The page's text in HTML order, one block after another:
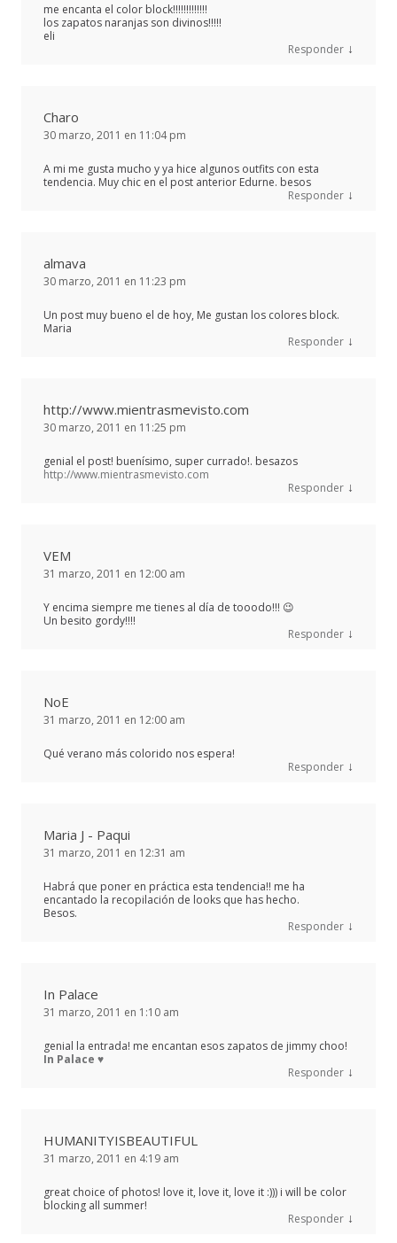
me encanta el color block!!!!!!!!!!!!!
los zapatos naranjas son divinos!!!!!
eli
Responder ↓
Charo
30 marzo, 2011 en 11:04 pm
A mi me gusta mucho y ya hice algunos outfits con esta
tendencia. Muy chic en el post anterior Edurne. besos
Responder ↓
almava
30 marzo, 2011 en 11:23 pm
Un post muy bueno el de hoy, Me gustan los colores block.
Maria
Responder ↓
http://www.mientrasmevisto.com
30 marzo, 2011 en 11:25 pm
genial el post! buenísimo, super currado!. besazos
http://www.mientrasmevisto.com
Responder ↓
VEM
31 marzo, 2011 en 12:00 am
Y encima siempre me tienes al día de tooodo!!! 😉
Un besito gordy!!!!
Responder ↓
NoE
31 marzo, 2011 en 12:00 am
Qué verano más colorido nos espera!
Responder ↓
Maria J - Paqui
31 marzo, 2011 en 12:31 am
Habrá que poner en práctica esta tendencia!! me ha
encantado la recopilación de looks que has hecho.
Besos.
Responder ↓
In Palace
31 marzo, 2011 en 1:10 am
genial la entrada! me encantan esos zapatos de jimmy choo!
In Palace ♥
Responder ↓
HUMANITYISBEAUTIFUL
31 marzo, 2011 en 4:19 am
great choice of photos! love it, love it, love it :))) i will be color
blocking all summer!
Responder ↓